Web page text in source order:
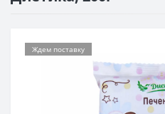
Ждем поставку